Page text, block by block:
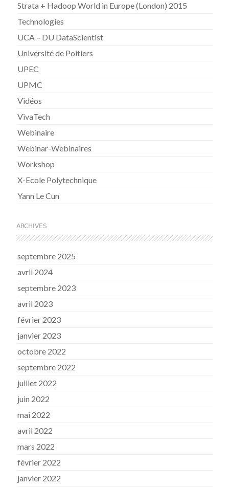
Strata + Hadoop World in Europe (London) 2015
Technologies
UCA – DU DataScientist
Université de Poitiers
UPEC
UPMC
Vidéos
VivaTech
Webinaire
Webinar-Webinaires
Workshop
X-Ecole Polytechnique
Yann Le Cun
ARCHIVES
septembre 2025
avril 2024
septembre 2023
avril 2023
février 2023
janvier 2023
octobre 2022
septembre 2022
juillet 2022
juin 2022
mai 2022
avril 2022
mars 2022
février 2022
janvier 2022